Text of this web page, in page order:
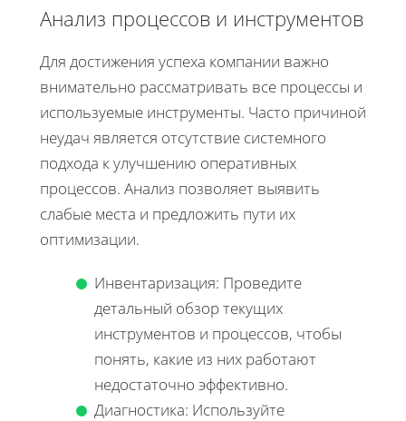
Анализ процессов и инструментов
Для достижения успеха компании важно
внимательно рассматривать все процессы и
используемые инструменты. Часто причиной
неудач является отсутствие системного
подхода к улучшению оперативных
процессов. Анализ позволяет выявить
слабые места и предложить пути их
оптимизации.
Инвентаризация: Проведите
детальный обзор текущих
инструментов и процессов, чтобы
понять, какие из них работают
недостаточно эффективно.
Диагностика: Используйте